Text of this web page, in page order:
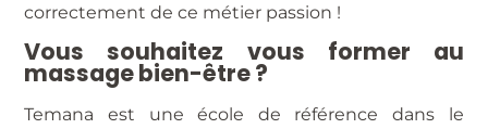
correctement de ce métier passion !
Vous souhaitez vous former au
massage bien-être ?
Temana est une école de référence dans le